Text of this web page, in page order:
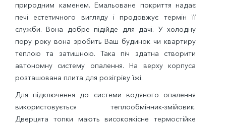
природним каменем. Емальоване покриття надає
печі естетичного вигляду і продовжує термін її
служби. Вона добре підійде для дачі. У холодну
пору року вона зробить Ваш будинок чи квартиру
теплою та затишною. Така піч здатна створити
автономну систему опалення. На верху корпуса
розташована плита для розігріву їжі.
Для підключення до системи водяного опалення
використовується теплообмінник-змійовик.
Дверцята топки мають високоякісне термостійке